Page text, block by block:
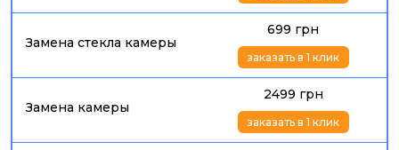
Замена стекла камеры
699 грн
заказать в 1 клик
Замена камеры
2499 грн
заказать в 1 клик